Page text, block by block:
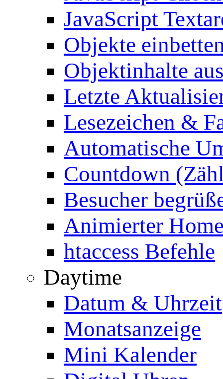
JavaScript
Objekte
Objektinhalte
Letzte
Lesezeichen &
Automatische
Countdown
Besucher
Animierter
htaccess Befehle
Daytime
Datum & Uhrzeit
Monatsanzeige
Mini Kalender